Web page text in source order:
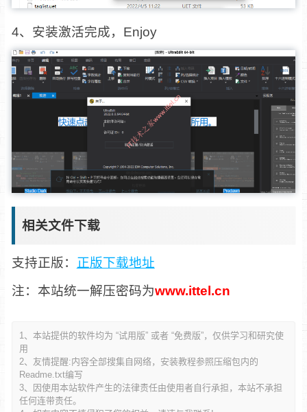
4、安装激活完成，Enjoy
相关文件下载
支持正版： 正版下载地址
注：本站统一解压密码为www.ittel.cn
1、本站提供的软件均为 “试用版” 或者 “免费版”，仅供学习和研究使
用
2、友情提醒:内容全部搜集自网络，安装教程参照压缩包内的
Readme.txt编写
3、因使用本站软件产生的法律责任由使用者自行承担，本站不承担
任何连带责任。